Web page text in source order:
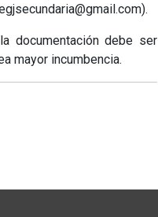
documentación debe ser
mayor incumbencia.